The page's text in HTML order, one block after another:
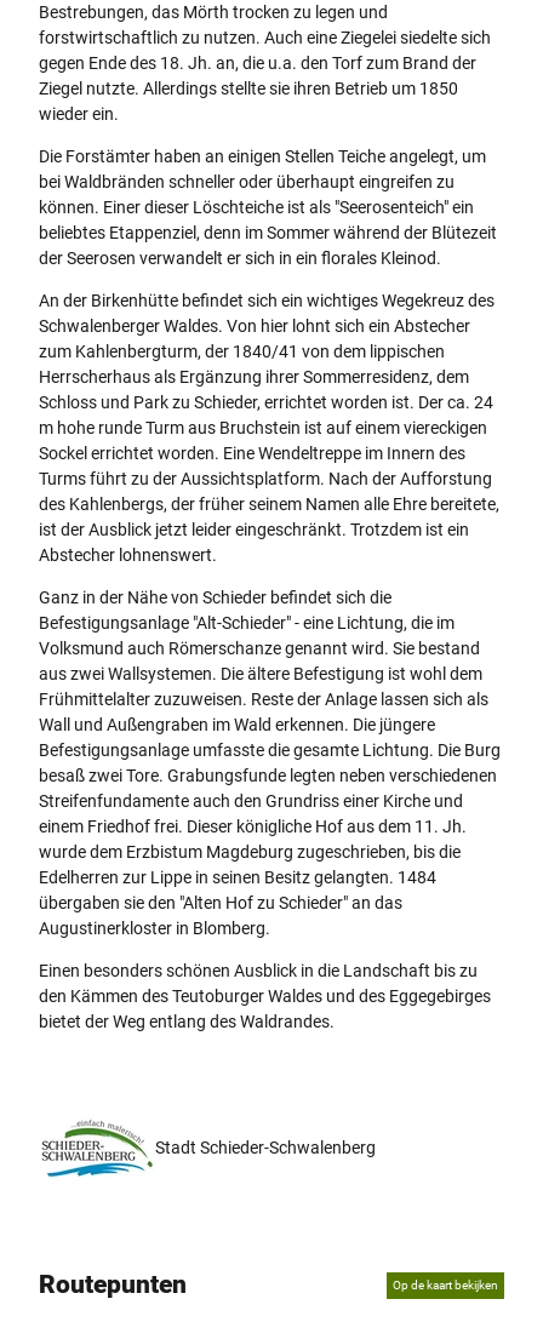
Bestrebungen, das Mörth trocken zu legen und
forstwirtschaftlich zu nutzen. Auch eine Ziegelei siedelte sich
gegen Ende des 18. Jh. an, die u.a. den Torf zum Brand der
Ziegel nutzte. Allerdings stellte sie ihren Betrieb um 1850
wieder ein.
Die Forstämter haben an einigen Stellen Teiche angelegt, um
bei Waldbränden schneller oder überhaupt eingreifen zu
können. Einer dieser Löschteiche ist als "Seerosenteich" ein
beliebtes Etappenziel, denn im Sommer während der Blütezeit
der Seerosen verwandelt er sich in ein florales Kleinod.
An der Birkenhütte befindet sich ein wichtiges Wegekreuz des
Schwalenberger Waldes. Von hier lohnt sich ein Abstecher
zum Kahlenbergturm, der 1840/41 von dem lippischen
Herrscherhaus als Ergänzung ihrer Sommerresidenz, dem
Schloss und Park zu Schieder, errichtet worden ist. Der ca. 24
m hohe runde Turm aus Bruchstein ist auf einem viereckigen
Sockel errichtet worden. Eine Wendeltreppe im Innern des
Turms führt zu der Aussichtsplatform. Nach der Aufforstung
des Kahlenbergs, der früher seinem Namen alle Ehre bereitete,
ist der Ausblick jetzt leider eingeschränkt. Trotzdem ist ein
Abstecher lohnenswert.
Ganz in der Nähe von Schieder befindet sich die
Befestigungsanlage "Alt-Schieder" - eine Lichtung, die im
Volksmund auch Römerschanze genannt wird. Sie bestand
aus zwei Wallsystemen. Die ältere Befestigung ist wohl dem
Frühmittelalter zuzuweisen. Reste der Anlage lassen sich als
Wall und Außengraben im Wald erkennen. Die jüngere
Befestigungsanlage umfasste die gesamte Lichtung. Die Burg
besaß zwei Tore. Grabungsfunde legten neben verschiedenen
Streifenfundamente auch den Grundriss einer Kirche und
einem Friedhof frei. Dieser königliche Hof aus dem 11. Jh.
wurde dem Erzbistum Magdeburg zugeschrieben, bis die
Edelherren zur Lippe in seinen Besitz gelangten. 1484
übergaben sie den "Alten Hof zu Schieder" an das
Augustinerkloster in Blomberg.
Einen besonders schönen Ausblick in die Landschaft bis zu
den Kämmen des Teutoburger Waldes und des Eggegebirges
bietet der Weg entlang des Waldrandes.
Stadt Schieder-Schwalenberg
Routepunten Op de kaart bekijken